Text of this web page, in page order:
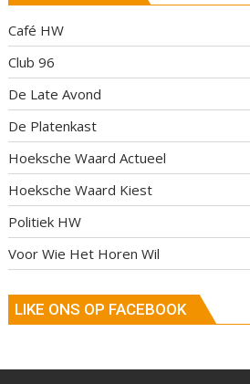
Café HW
Club 96
De Late Avond
De Platenkast
Hoeksche Waard Actueel
Hoeksche Waard Kiest
Politiek HW
Voor Wie Het Horen Wil
LIKE ONS OP FACEBOOK